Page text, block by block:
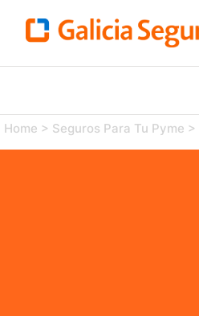
Home > Seguros Para Tu Pyme >